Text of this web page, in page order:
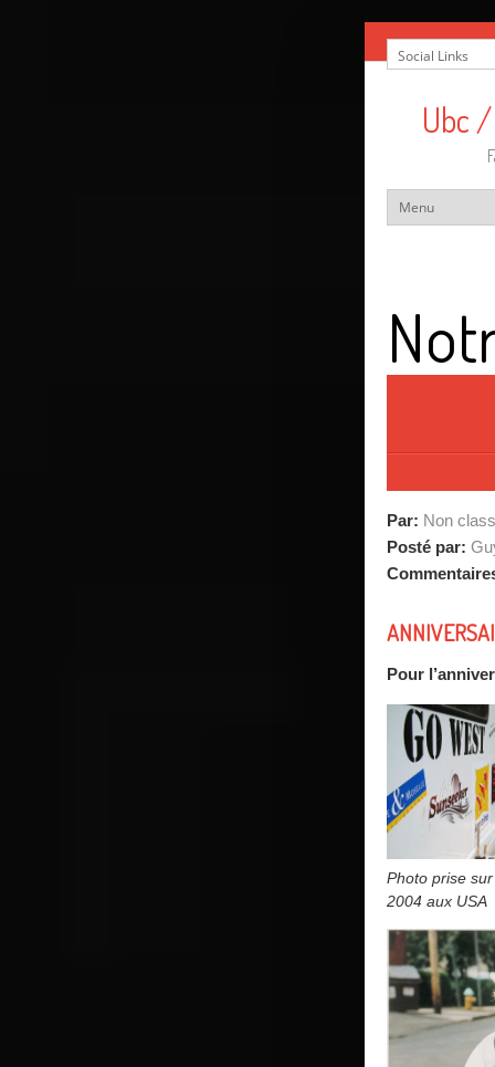
Ubc
Par: Non
Posté par:
Pour
Photo prise
2004 aux USA